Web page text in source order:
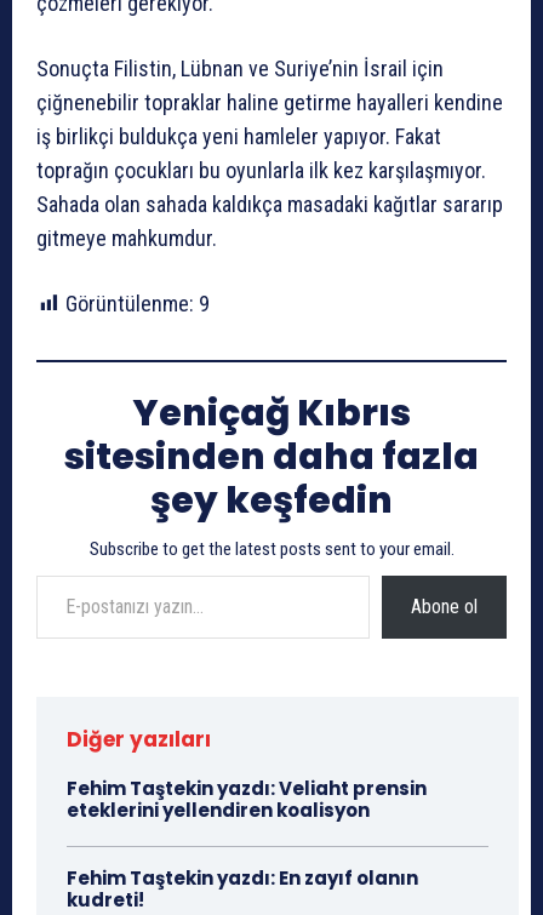
Sonuçta Filistin, Lübnan ve Suriye’nin İsrail için
çiğnenebilir topraklar haline getirme hayalleri kendine
iş birlikçi buldukça yeni hamleler yapıyor. Fakat
toprağın çocukları bu oyunlarla ilk kez karşılaşmıyor.
Sahada olan sahada kaldıkça masadaki kağıtlar sararıp
gitmeye mahkumdur.
Görüntülenme: 9
Yeniçağ Kıbrıs
sitesinden daha fazla
şey keşfedin
Subscribe to get the latest posts sent to your email.
E-postanızı yazın…
Abone ol
Diğer yazıları
Fehim Taştekin yazdı: Veliaht prensin
eteklerini yellendiren koalisyon
Fehim Taştekin yazdı: En zayıf olanın
kudreti!